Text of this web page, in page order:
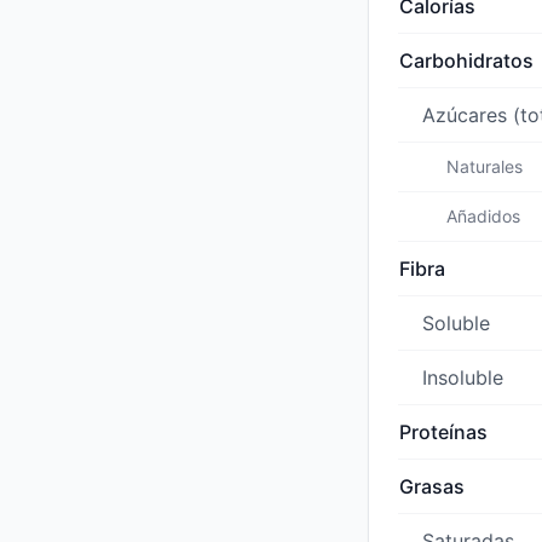
Calorías
Carbohidratos
Azúcares
Naturales
Añadidos
Fibra
Soluble
Insoluble
Proteínas
Grasas